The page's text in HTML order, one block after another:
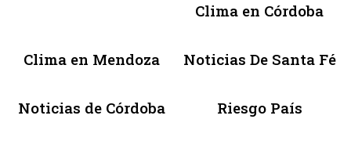
Clima en Córdoba
Clima en Mendoza Noticias De Santa Fé
Noticias de Córdoba Riesgo País